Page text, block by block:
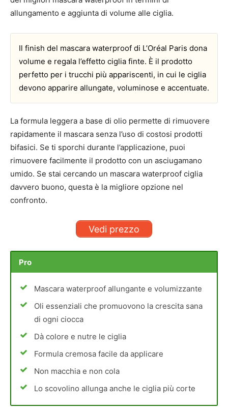
allungamento e aggiunta di volume alle ciglia.
Il finish del mascara waterproof di L’Oréal Paris dona
volume e regala l’effetto ciglia finte. È il prodotto
perfetto per i trucchi più appariscenti, in cui le ciglia
devono apparire allungate, voluminose e accentuate.
La formula leggera a base di olio permette di rimuovere
rapidamente il mascara senza l’uso di costosi prodotti
bifasici. Se ti sporchi durante l’applicazione, puoi
rimuovere facilmente il prodotto con un asciugamano
umido. Se stai cercando un mascara waterproof ciglia
davvero buono, questa è la migliore opzione nel
confronto.
Vedi prezzo
Pro
Mascara waterproof allungante e volumizzante
Oli essenziali che promuovono la crescita sana
di ogni ciocca
Dà colore e nutre le ciglia
Formula cremosa facile da applicare
Non macchia e non cola
Lo scovolino allunga anche le ciglia più corte